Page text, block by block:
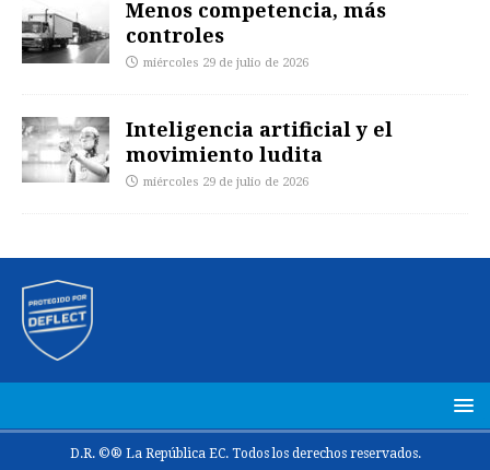
Menos competencia, más
controles
miércoles 29 de julio de 2026
Inteligencia artificial y el
movimiento ludita
miércoles 29 de julio de 2026
D.R. ©® La República EC. Todos los derechos reservados.